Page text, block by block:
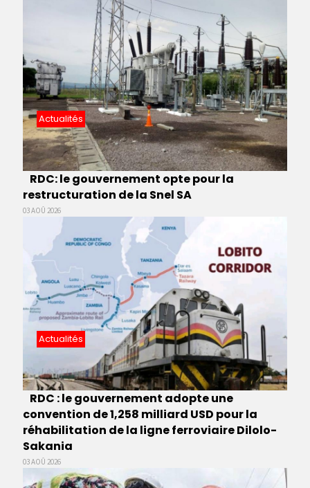
Actualités
RDC: le gouvernement opte pour la
restructuration de la Snel SA
03 AOÛ 2026
Actualités
RDC : le gouvernement adopte une
convention de 1,258 milliard USD pour la
réhabilitation de la ligne ferroviaire Dilolo-
Sakania
03 AOÛ 2026